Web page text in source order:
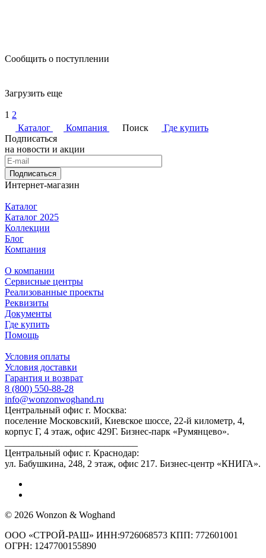
Сообщить о поступлении
Загрузить еще
1 2
Каталог
Компания Поиск
Где купить
Подписаться
на новости и акции
Подписаться
Интернет-магазин
Каталог
Каталог 2025
Коллекции
Блог
Компания
О компании
Сервисные центры
Реализованные проекты
Реквизиты
Документы
Где купить
Помощь
Условия оплаты
Условия доставки
Гарантия и возврат
8 (800) 550-88-28
info@wonzonwoghand.ru
Центральный офис г. Москва:
поселение Московский, Киевское шоссе, 22-й километр, 4,
корпус Г, 4 этаж, офис 429Г. Бизнес-парк «Румянцево».
Центральный офис г. Краснодар:
ул. Бабушкина, 248, 2 этаж, офис 217. Бизнес-центр «КНИГА».
© 2026 Wonzon & Woghand
ООО «СТРОЙ-РАШ» ИНН:9726068573 КПП: 772601001
ОГРН: 1247700155890